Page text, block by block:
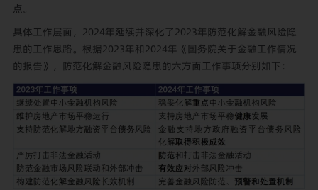
点。
具体工作层面，2024年延续并深化了2023年防范化解金融风险隐
患的工作思路。根据2023年和2024年《国务院关于金融工作情况
的报告》，防范化解金融风险隐患的六方面工作事项分别如下：